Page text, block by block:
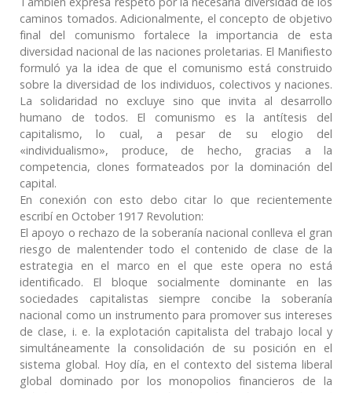
caminos tomados. Adicionalmente, el concepto de objetivo
final del comunismo fortalece la importancia de esta
diversidad nacional de las naciones proletarias. El Manifiesto
formuló ya la idea de que el comunismo está construido
sobre la diversidad de los individuos, colectivos y naciones.
La solidaridad no excluye sino que invita al desarrollo
humano de todos. El comunismo es la antítesis del
capitalismo, lo cual, a pesar de su elogio del
«individualismo», produce, de hecho, gracias a la
competencia, clones formateados por la dominación del
capital.
En conexión con esto debo citar lo que recientemente
escribí en October 1917 Revolution:
El apoyo o rechazo de la soberanía nacional conlleva el gran
riesgo de malentender todo el contenido de clase de la
estrategia en el marco en el que este opera no está
identificado. El bloque socialmente dominante en las
sociedades capitalistas siempre concibe la soberanía
nacional como un instrumento para promover sus intereses
de clase, i. e. la explotación capitalista del trabajo local y
simultáneamente la consolidación de su posición en el
sistema global. Hoy día, en el contexto del sistema liberal
global dominado por los monopolios financieros de la